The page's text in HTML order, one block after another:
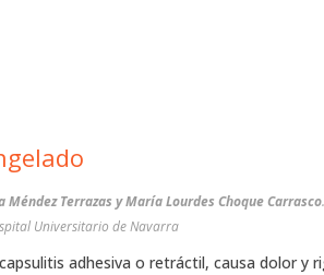
Méndez Terrazas y María Lourdes Choque Carrasco.
Universitario de Navarra
adhesiva o retráctil, causa dolor y